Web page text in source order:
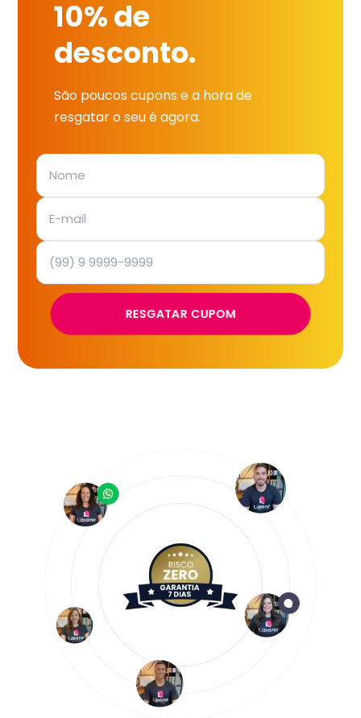
10% de
desconto.
São poucos cupons e a hora de
resgatar o seu é agora.
RESGATAR CUPOM